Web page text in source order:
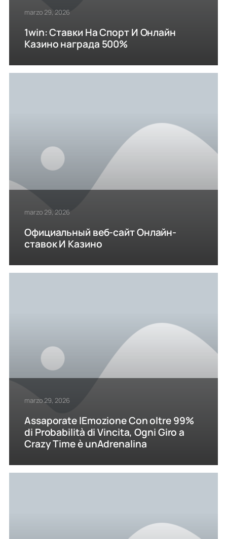
marzo 29, 2026
1win: Ставки На Cпорт И Онлайн
Казино награда 500%
marzo 29, 2026
Официальный веб-сайт Онлайн-
ставок И Казино
marzo 29, 2026
Assaporate lEmozione Con oltre 99%
di Probabilità di Vincita, Ogni Giro a
Crazy Time è unAdrenalina